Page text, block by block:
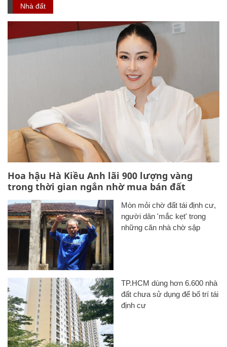
Nhà đất
Hoa hậu Hà Kiều Anh lãi 900 lượng vàng
trong thời gian ngắn nhờ mua bán đất
Mòn mỏi chờ đất tái định cư,
người dân 'mắc kẹt' trong
những căn nhà chờ sập
TP.HCM dùng hơn 6.600 nhà
đất chưa sử dụng để bố trí tái
định cư